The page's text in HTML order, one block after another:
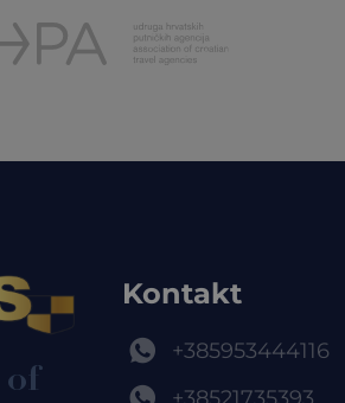
of
Kontakt
+385953444116